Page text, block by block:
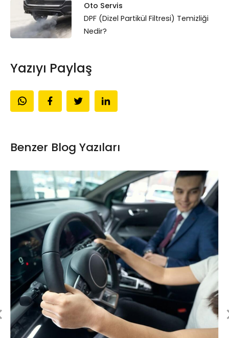
Oto Servis
DPF (Dizel Partikül Filtresi) Temizliği
Nedir?
Yazıyı Paylaş
Benzer Blog Yazıları